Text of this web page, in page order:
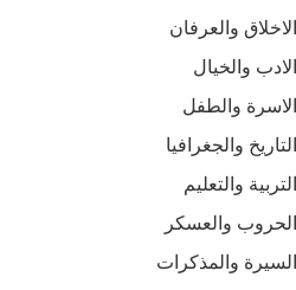
الاخلاق والعرفان
الادب والخيال
الاسرة والطفل
التاريخ والجغرافيا
التربية والتعليم
الحروب والعسكر
السيرة والمذكرات